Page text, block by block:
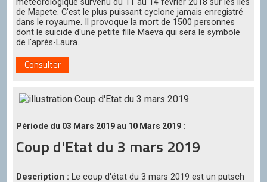
de Mapete. C'est le plus puissant cyclone jamais enregistré
dans le royaume. Il provoque la mort de 1500 personnes
dont le suicide d'une petite fille Maëva qui sera le symbole
de l'après-Laura.
Consulter
Période du 03 Mars 2019 au 10 Mars 2019 :
Coup d'Etat du 3 mars 2019
Description : Le coup d'état du 3 mars 2019 est un putsch